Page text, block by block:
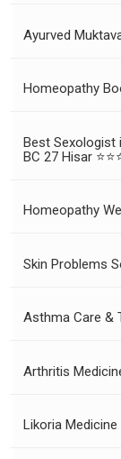
Ayurved
Homeopathy
Best Sexologist
BC 27 Hisar
Homeopathy
Skin Problems
Asthma Care &
Arthritis
Likoria Medicine